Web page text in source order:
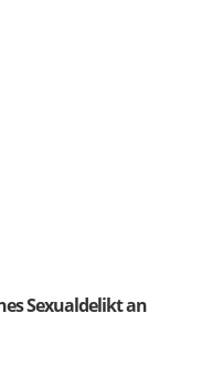
Sexualdelikt an